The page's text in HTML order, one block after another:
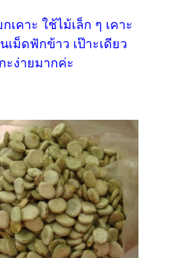
เคาะ ใช้ไม้เล็ก ๆ เคาะ
เม็ดฟักข้าว เป๊าะเดียว
ะง่ายมากค่ะ